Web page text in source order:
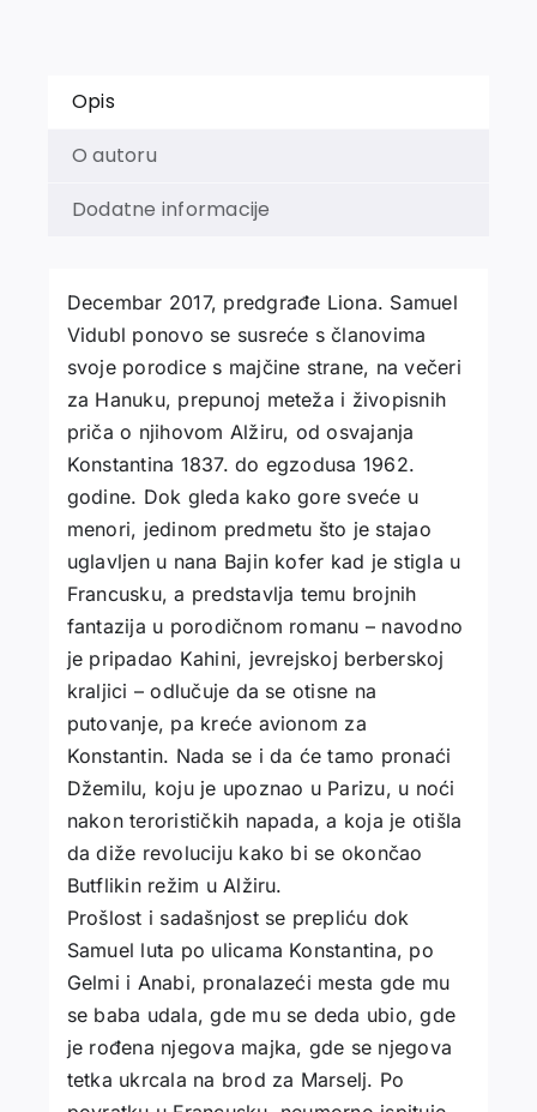
Opis
O autoru
Dodatne informacije
Decembar 2017, predgrađe Liona. Samuel
Vidubl ponovo se susreće s članovima
svoje porodice s majčine strane, na večeri
za Hanuku, prepunoj meteža i živopisnih
priča o njihovom Alžiru, od osvajanja
Konstantina 1837. do egzodusa 1962.
godine. Dok gleda kako gore sveće u
menori, jedinom predmetu što je stajao
uglavljen u nana Bajin kofer kad je stigla u
Francusku, a predstavlja temu brojnih
fantazija u porodičnom romanu – navodno
je pripadao Kahini, jevrejskoj berberskoj
kraljici – odlučuje da se otisne na
putovanje, pa kreće avionom za
Konstantin. Nada se i da će tamo pronaći
Džemilu, koju je upoznao u Parizu, u noći
nakon terorističkih napada, a koja je otišla
da diže revoluciju kako bi se okončao
Butflikin režim u Alžiru.
Prošlost i sadašnjost se prepliću dok
Samuel luta po ulicama Konstantina, po
Gelmi i Anabi, pronalazeći mesta gde mu
se baba udala, gde mu se deda ubio, gde
je rođena njegova majka, gde se njegova
tetka ukrcala na brod za Marselj. Po